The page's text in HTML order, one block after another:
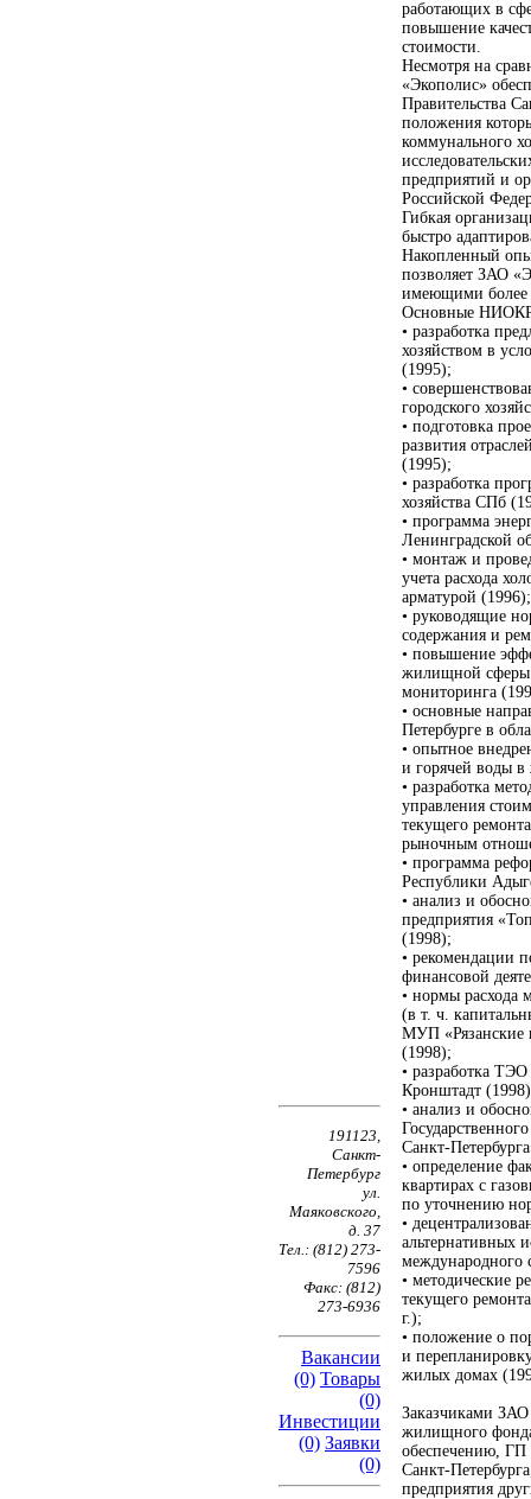
работающих в
повышение
стоимости.
Несмотря на
«Экополис»
Правительства
положения
коммунального
предприятий и
Российской
Гибкая
быстро
Накопленный
позволяет ЗАО
имеющими более
Основные
• разработка
хозяйством в
(1995);
•
городского
• подготовка
развития
(1995);
• разработка
хозяйства СПб
• программа
Ленинградской
• монтаж и
учета расхода
арматурой (1996);
• руководящие
содержания и
• повышение
жилищной сферы
мониторинга
• основные
Петербурге в
• опытное
и горячей воды
• разработка
управления
текущего
рыночным
• программа
Республики
• анализ и
предприятия
(1998);
• рекомендации
финансовой
• нормы расхода
(в т. ч.
МУП «Рязанские
(1998);
• разработка
Кронштадт
• анализ и
Санкт-
• определение
квартирах с
по уточнению
•
альтернативных
международного
• методические
текущего
г.);
• положение о
и
жилых домах
Заказчиками
жилищного
обеспечению,
Санкт-
предприятия
191123,
Санкт-
Петербург
ул.
Маяковского,
д. 37
Тел.: (812) 273-
7596
Факс: (812)
273-6936
Вакансии
(0) Товары
(0)
Инвестиции
(0) Заявки
(0)